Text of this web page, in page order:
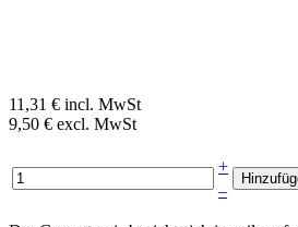
11,31 € incl. MwSt
9,50 € excl. MwSt
+
–